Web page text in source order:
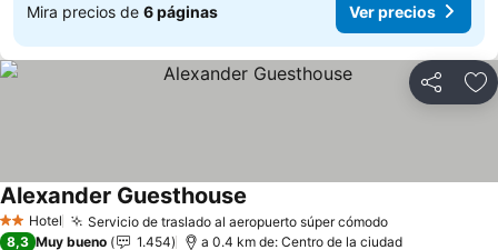
Mira precios de 6 páginas Ver precios
Compartir
2 Estrellas
Hotel Servicio de traslado al aeropuerto súper cómodoVer precios
Alexander Guesthouse
8,3 Muy bueno 1.454 a 0.4 km de: Centro de la ciudad